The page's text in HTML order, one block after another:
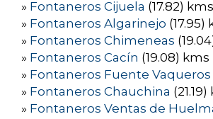
» Fontaneros Cijuela (17.82) kms
» Fontaneros Algarinejo (17.95)
» Fontaneros Chimeneas
» Fontaneros Cacín (19.08) kms
» Fontaneros Fuente Vaqueros
» Fontaneros Chauchina
» Fontaneros Ventas de